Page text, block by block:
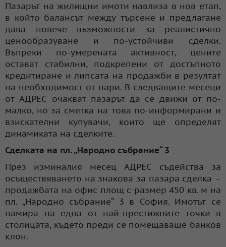
Пазарът на жилищни имоти навлиза в нов етап,
в който балансът между търсене и предлагане
дава повече възможности за реалистично
ценообразуване и по-устойчиви сделки.
Въпреки по-умерената активност, цените
остават стабилни, подкрепени от достъпното
кредитиране и липсата на продажби в резултат
на необходимост от пари. В следващите месеци
от АДРЕС очакват пазарът да се движи от по-
малко, но за сметка на това по-информирани и
взискателни купувачи, които ще определят
динамиката на сделките.
Сделката на пл. „Народно събрание“ 3
През изминалия месец АДРЕС съдейства за
осъществяването на знакова за пазара сделка –
продажбата на офис площ с размер 450 кв. м на
пл. „Народно събрание“ 3 в София. Имотът се
намира на една от най-престижните точки в
столицата, където преди се помещаваше банков
клон.